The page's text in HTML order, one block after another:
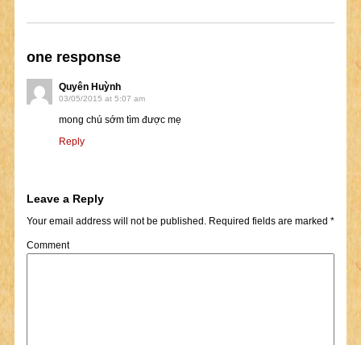
one response
Quyên Huỳnh
03/05/2015 at 5:07 am
mong chú sớm tìm được mẹ
Reply
Leave a Reply
Your email address will not be published.Required fields are marked *
Comment